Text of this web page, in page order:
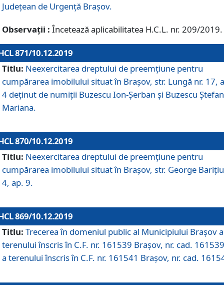
Judeţean de Urgenţă Braşov.
Observații : Încetează aplicabilitatea H.C.L. nr. 209/2019.
871/10.12.2019
Titlu: Neexercitarea dreptului de preemţiune pentru
cumpărarea imobilului situat în Braşov, str. Lungă nr. 17,
4 deţinut de numiţii Buzescu Ion-Şerban și Buzescu
Mariana.
870/10.12.2019
Titlu: Neexercitarea dreptului de preemţiune pentru
cumpărarea imobilului situat în Braşov, str. George
4, ap. 9.
869/10.12.2019
Titlu: Trecerea în domeniul public al Municipiului Braşov a
terenului înscris în C.F. nr. 161539 Brașov, nr. cad.
a terenului înscris în C.F. nr. 161541 Brașov, nr. cad.